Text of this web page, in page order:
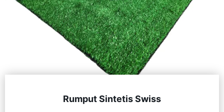
Rumput Sintetis Swiss